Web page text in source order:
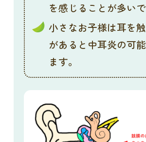
を感じることが多いで
小さなお子様は耳を
があると中耳炎の可
ます。